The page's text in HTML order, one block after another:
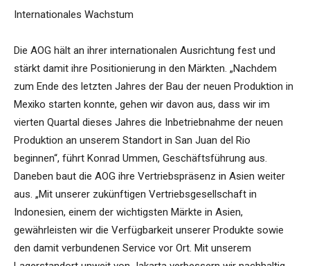
Internationales Wachstum
Die AOG hält an ihrer internationalen Ausrichtung fest und
stärkt damit ihre Positionierung in den Märkten. „Nachdem
zum Ende des letzten Jahres der Bau der neuen Produktion in
Mexiko starten konnte, gehen wir davon aus, dass wir im
vierten Quartal dieses Jahres die Inbetriebnahme der neuen
Produktion an unserem Standort in San Juan del Rio
beginnen“, führt Konrad Ummen, Geschäftsführung aus.
Daneben baut die AOG ihre Vertriebspräsenz in Asien weiter
aus. „Mit unserer zukünftigen Vertriebsgesellschaft in
Indonesien, einem der wichtigsten Märkte in Asien,
gewährleisten wir die Verfügbarkeit unserer Produkte sowie
den damit verbundenen Service vor Ort. Mit unserem